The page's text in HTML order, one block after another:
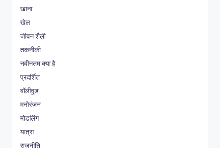
खाना
खेल
जीवन शैली
तकनीकी
नवीनतम क्या है
प्रदर्शित
बॉलीवुड
मनोरंजन
मोडलिंग
यात्रा
राजनीति